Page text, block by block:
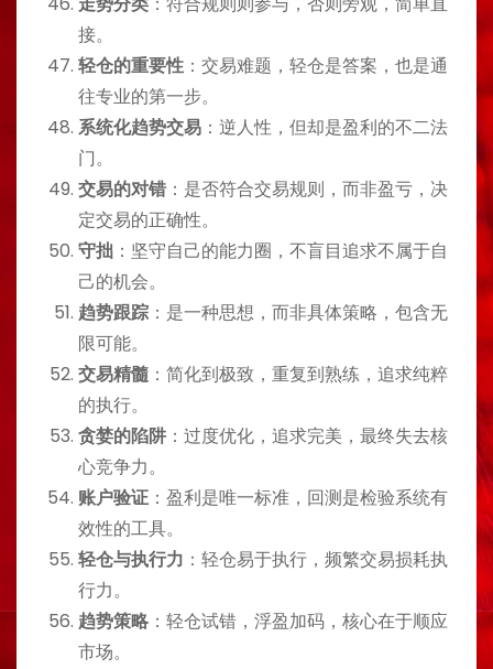
接。
轻仓的重要性 ：交易难题，轻仓是答案，也是通
往专业的第一步。
系统化趋势交易 ：逆人性，但却是盈利的不二法
门。
交易的对错 ：是否符合交易规则，而非盈亏，决
定交易的正确性。
守拙 ：坚守自己的能力圈，不盲目追求不属于自
己的机会。
趋势跟踪 ：是一种思想，而非具体策略，包含无
限可能。
交易精髓 ：简化到极致，重复到熟练，追求纯粹
的执行。
贪婪的陷阱 ：过度优化，追求完美，最终失去核
心竞争力。
账户验证 ：盈利是唯一标准，回测是检验系统有
效性的工具。
轻仓与执行力 ：轻仓易于执行，频繁交易损耗执
行力。
趋势策略 ：轻仓试错，浮盈加码，核心在于顺应
市场。